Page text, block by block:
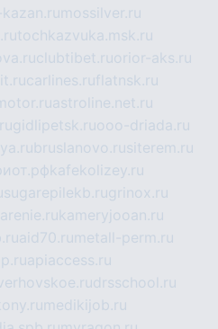
mossilver.ru
tochkazvuka.msk.ru
clubtibet.ruorior-aks.ru
carlines.ruflatnsk.ru
astroline.net.ru
gidlipetsk.ruooo-driada.ru
bruslanovo.rusiterem.ru
kafekolizey.ru
sugarepilekb.rugrinox.ru
kameryjooan.ru
aid70.ru metall-perm.ru
apiaccess.ru
drsschool.ru
medikijob.ru